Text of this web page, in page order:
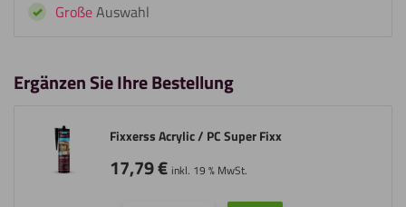
GroßeAuswahl
Ergänzen Sie Ihre Bestellung
Fixxerss Acrylic / PC Super Fixx
17,79€ inkl. 19 % MwSt.